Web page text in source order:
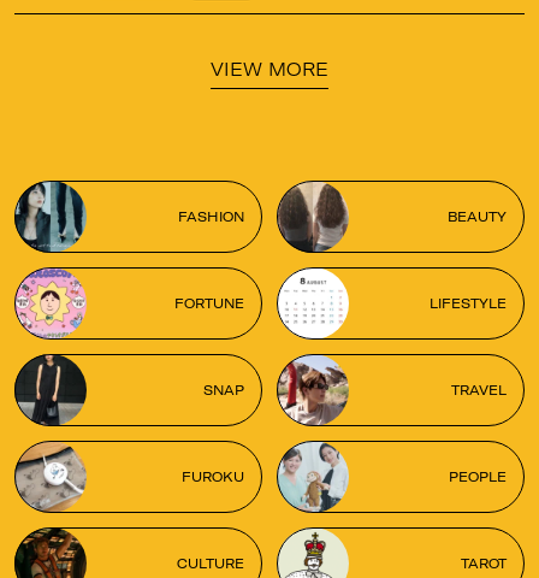
VIEW MORE
FASHION BEAUTY
FORTUNE LIFESTYLE
SNAP TRAVEL
FUROKU PEOPLE
CULTURE TAROT